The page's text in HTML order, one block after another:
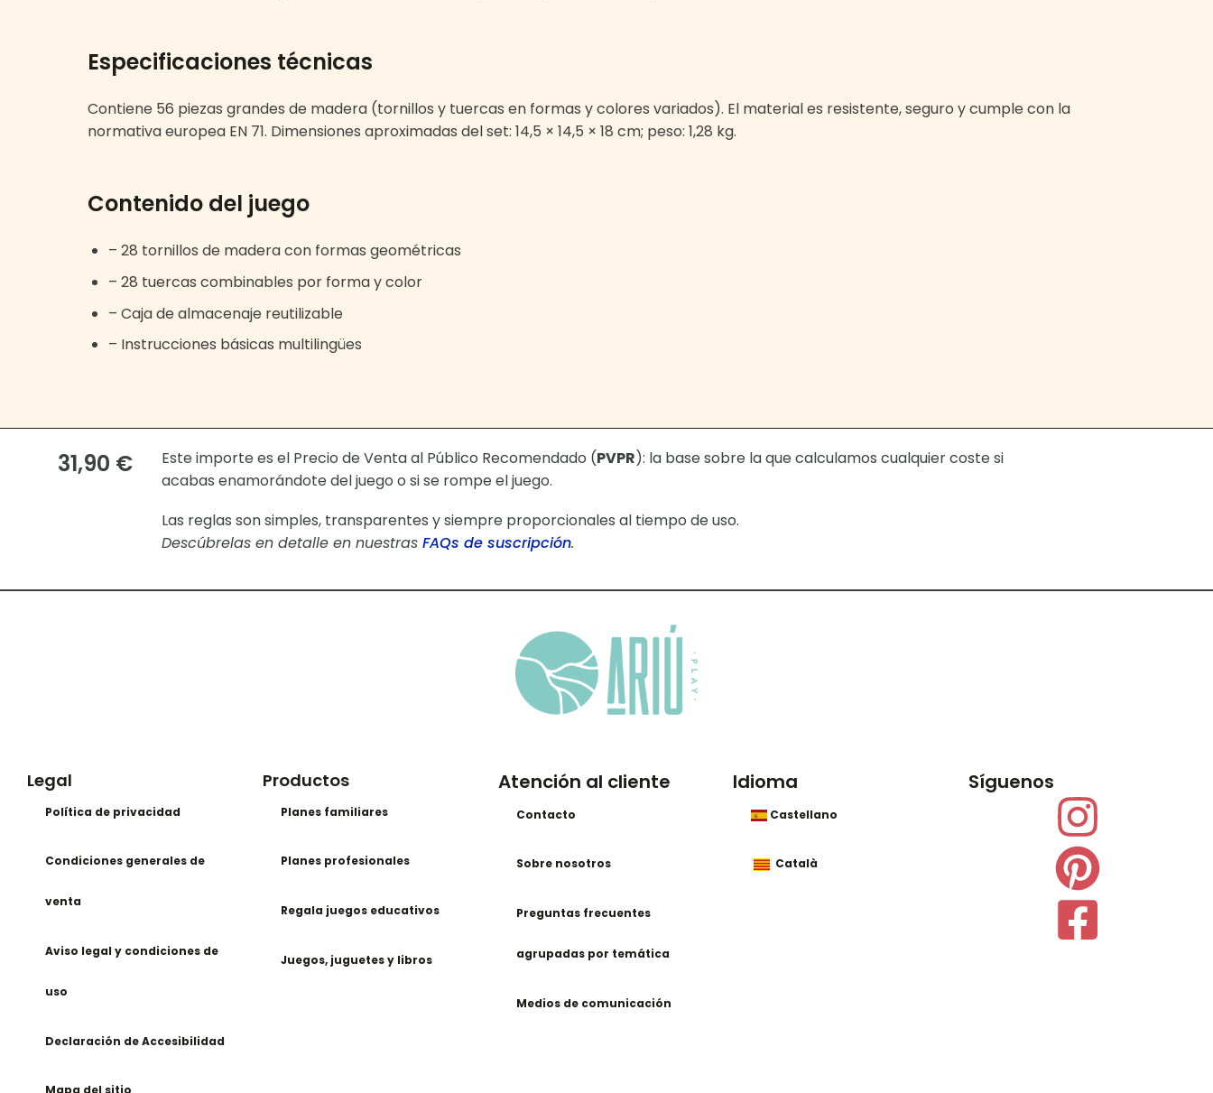
Especificaciones técnicas
Contiene 56 piezas grandes de madera (tornillos y tuercas en formas y colores variados). El material es resistente, seguro y cumple con la
normativa europea EN 71. Dimensiones aproximadas del set: 14,5 × 14,5 × 18 cm; peso: 1,28 kg.
Contenido del juego
– 28 tornillos de madera con formas geométricas
– 28 tuercas combinables por forma y color
– Caja de almacenaje reutilizable
– Instrucciones básicas multilingües
31,90 € Este importe es el Precio de Venta al Público Recomendado (PVPR): la base sobre la que calculamos cualquier coste si
acabas enamorándote del juego o si se rompe el juego.
Las reglas son simples, transparentes y siempre proporcionales al tiempo de uso.
Descúbrelas en detalle en nuestras FAQs de suscripción.
Legal
Política de privacidad
Condiciones generales de
venta
Aviso legal y condiciones de
uso
Declaración de Accesibilidad
Productos
Planes familiares
Planes profesionales
Regala juegos educativos
Juegos, juguetes y libros
Atención al cliente
Contacto
Sobre nosotros
Preguntas frecuentes
agrupadas por temática
Medios de comunicación
Idioma
Castellano
Català
Síguenos